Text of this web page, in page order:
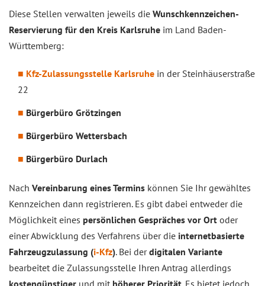
Diese Stellen verwalten jeweils die Wunschkennzeichen-
Reservierung für den Kreis Karlsruhe im Land Baden-
Württemberg:
Kfz-Zulassungsstelle Karlsruhe in der Steinhäuserstraße
22
Bürgerbüro Grötzingen
Bürgerbüro Wettersbach
Bürgerbüro Durlach
Nach Vereinbarung eines Termins können Sie Ihr gewähltes
Kennzeichen dann registrieren. Es gibt dabei entweder die
Möglichkeit eines persönlichen Gespräches vor Ort oder
einer Abwicklung des Verfahrens über die internetbasierte
Fahrzeugzulassung (i-Kfz). Bei derdigitalen Variante
bearbeitet die Zulassungsstelle Ihren Antrag allerdings
kostengünstiger und mit höherer Priorität . Es bietet jedoch